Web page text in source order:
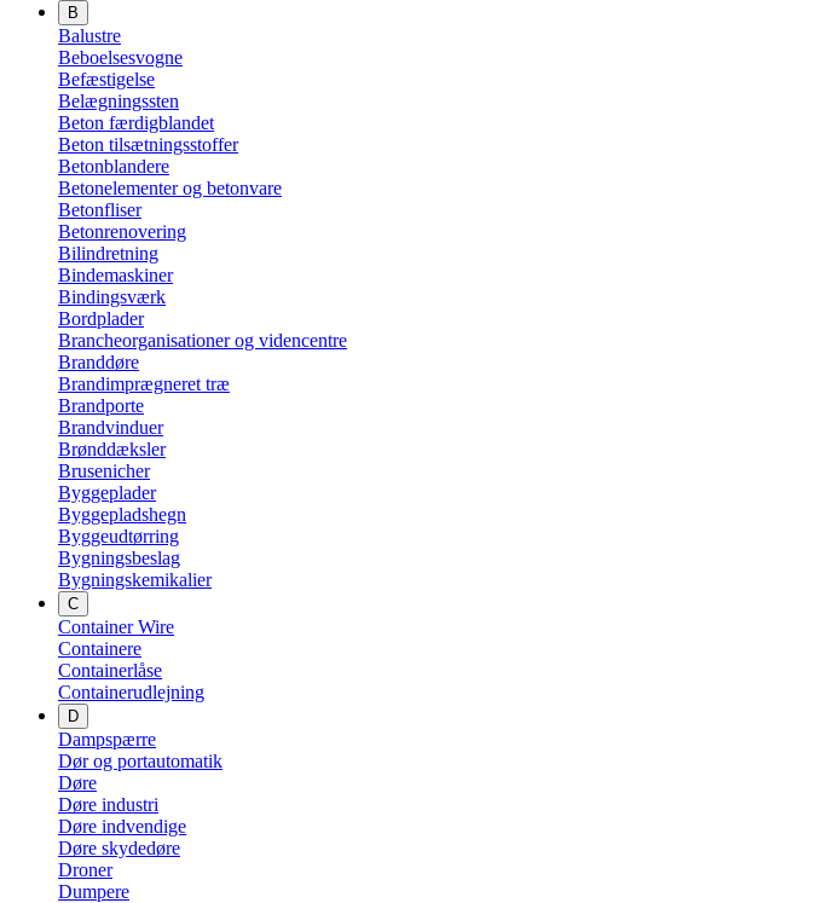
B
Balustre
Beboelsesvogne
Befæstigelse
Belægningssten
Beton færdigblandet
Beton tilsætningsstoffer
Betonblandere
Betonelementer og betonvare
Betonfliser
Betonrenovering
Bilindretning
Bindemaskiner
Bindingsværk
Bordplader
Brancheorganisationer og videncentre
Branddøre
Brandimprægneret træ
Brandporte
Brandvinduer
Brønddæksler
Brusenicher
Byggeplader
Byggepladshegn
Byggeudtørring
Bygningsbeslag
Bygningskemikalier
C
Container Wire
Containere
Containerlåse
Containerudlejning
D
Dampspærre
Dør og portautomatik
Døre
Døre industri
Døre indvendige
Døre skydedøre
Droner
Dumpere